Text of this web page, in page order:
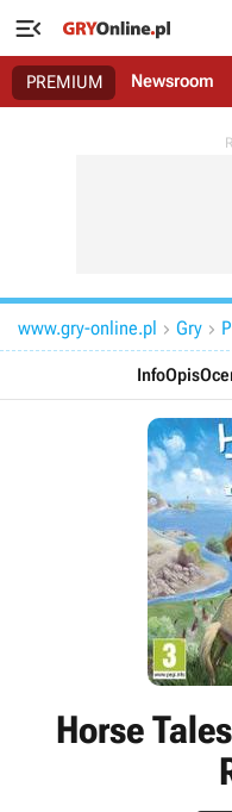

PREMIUM Newsroom
www.gry-online.pl  Gry 
InfoOpis
Horse